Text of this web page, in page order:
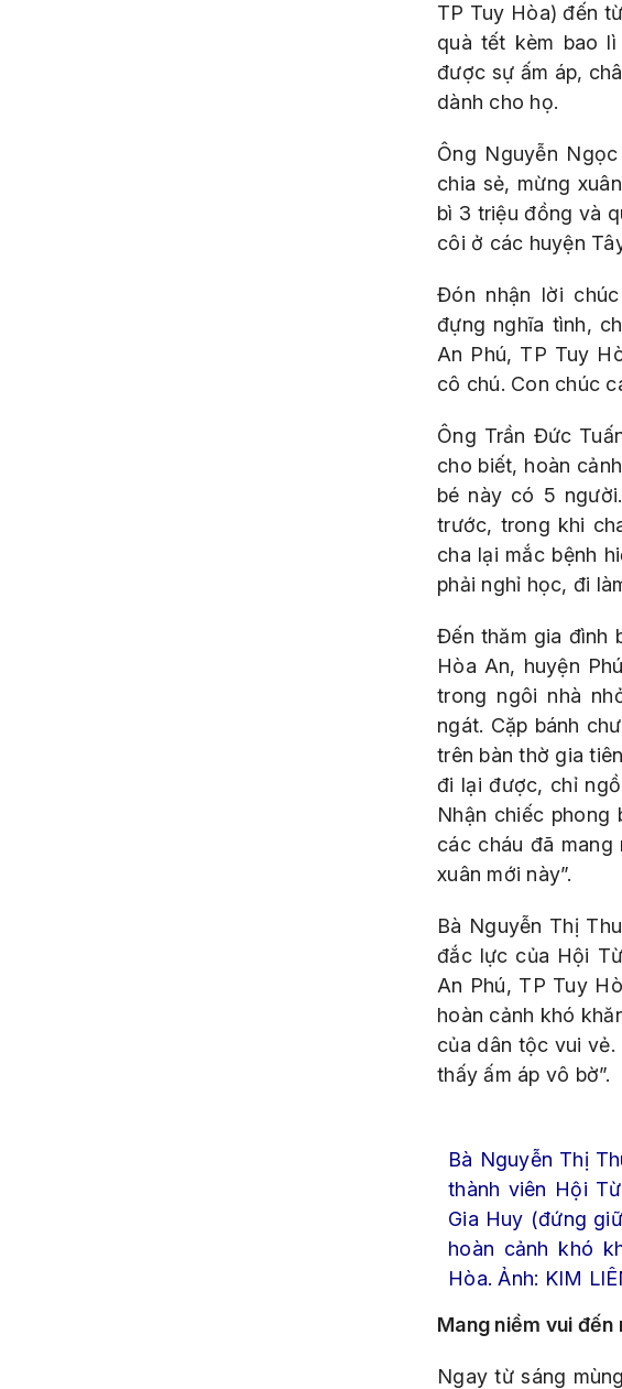
TP Tuy Hòa) đến
quà tết kèm bao
được sự ấm áp,
dành cho họ.
Ông Nguyễn
chia sẻ, mừng
bì 3 triệu đồng và
côi ở các huyện
Đón nhận lời
đựng nghĩa tình,
An Phú, TP Tuy
cô chú. Con chúc
Ông Trần Đức
cho biết, hoàn
bé này có 5
trước, trong khi
cha lại mắc bệnh
phải nghỉ học, đi
Đến thăm gia đình
Hòa An, huyện
trong ngôi nhà
ngát. Cặp bánh
trên bàn thờ gia
đi lại được, chỉ
Nhận chiếc phong
các cháu đã
xuân mới này”.
Bà Nguyễn Thị
đắc lực của Hội
An Phú, TP Tuy
hoàn cảnh khó
của dân tộc vui
thấy ấm áp vô bờ”.
Bà Nguyễn Thị
thành viên Hội
Gia Huy (đứng
hoàn cảnh khó
Hòa. Ảnh: KIM
Mang niềm vui đến
Ngay từ sáng